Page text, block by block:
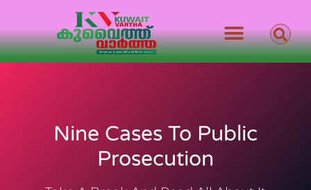
Nine Cases To Public
Prosecution